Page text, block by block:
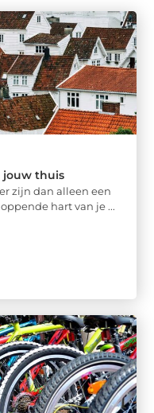
jouw thuis
zijn dan alleen een
hart van je ...